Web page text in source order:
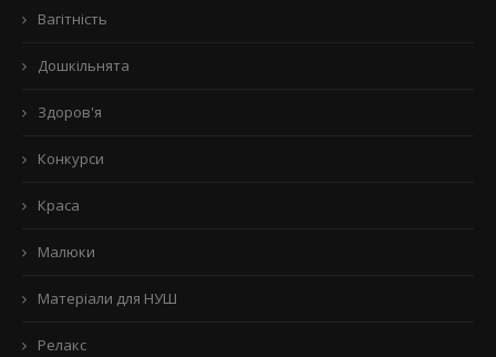
Вагітність
Дошкільнята
Здоров'я
Конкурси
Краса
Малюки
Матеріали для НУШ
Релакс